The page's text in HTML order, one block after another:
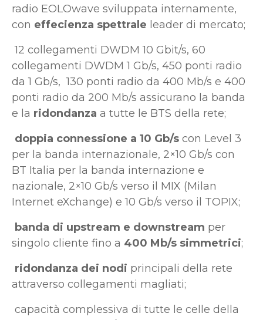
radio EOLOwave sviluppata internamente,
con effecienza spettrale leader di mercato;
12 collegamenti DWDM 10 Gbit/s, 60
collegamenti DWDM 1 Gb/s, 450 ponti radio
da 1 Gb/s, 130 ponti radio da 400 Mb/s e 400
ponti radio da 200 Mb/s assicurano la banda
e la ridondanza a tutte le BTS della rete;
doppia connessione a 10 Gb/s con Level 3
per la banda internazionale, 2×10 Gb/s con
BT Italia per la banda internazione e
nazionale, 2×10 Gb/s verso il MIX (Milan
Internet eXchange) e 10 Gb/s verso il TOPIX;
banda di upstream e downstream per
singolo cliente fino a 400 Mb/s simmetrici;
ridondanza dei nodi principali della rete
attraverso collegamenti magliati;
capacità complessiva di tutte le celle della